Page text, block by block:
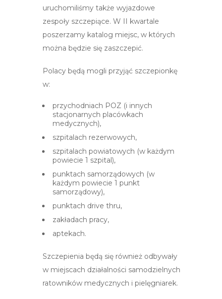
uruchomiliśmy także wyjazdowe
zespoły szczepiące. W II kwartale
poszerzamy katalog miejsc, w których
można będzie się zaszczepić.
Polacy będą mogli przyjąć szczepionkę
w:
przychodniach POZ (i innych
stacjonarnych placówkach
medycznych),
szpitalach rezerwowych,
szpitalach powiatowych (w każdym
powiecie 1 szpital),
punktach samorządowych (w
każdym powiecie 1 punkt
samorządowy),
punktach drive thru,
zakładach pracy,
aptekach.
Szczepienia będą się również odbywały
w miejscach działalności samodzielnych
ratowników medycznych i pielęgniarek.